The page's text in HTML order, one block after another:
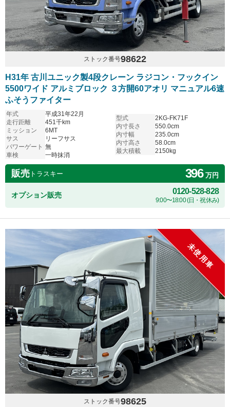
ストック番号98622
H31年 古川ユニック製4段クレーン ラジコン・フックイン
5500ワイド アルミブロック ３方開60アオリ マニュアル6速
ふそうファイター
年式
平成31年22月
走行距離
451千km
ミッション
6MT
サス
リーフサス
パワーゲート 無
車検
一時抹消
型式
2KG-FK71F
内寸長さ
550.0cm
内寸幅
235.0cm
内寸高さ
58.0cm
最大積載
2150kg
販売 トラスキー 396万円
オプション販売 0120-528-828
9:00〜18:00 (日・祝休み)
未使用車
ストック番号98625